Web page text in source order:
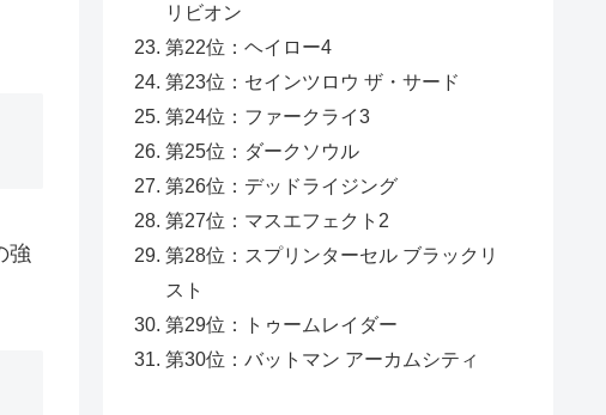
強
リビオン
第22位：ヘイロー4
第23位：セインツロウ ザ・サード
第24位：ファークライ3
第25位：ダークソウル
第26位：デッドライジング
第27位：マスエフェクト2
第28位：スプリンターセル ブラックリ
スト
第29位：トゥームレイダー
第30位：バットマン アーカムシティ